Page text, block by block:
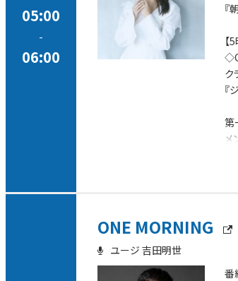
05:00
-
06:00
『
【
ク
『
第
メ
ONE MORNING
ユージ 吉田明世
番